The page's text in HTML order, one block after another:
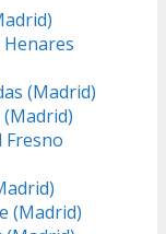
Henares
(Madrid)
Fresno
(Madrid)